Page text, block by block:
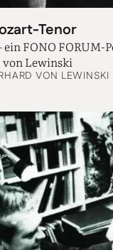
Tenor
ein FONO FORUM-
Lewinski
VON LEWINSKI